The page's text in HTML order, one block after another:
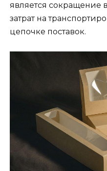
является сокращение
затрат на
цепочке поставок.